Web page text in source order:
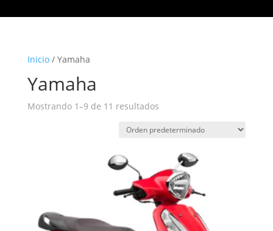
Inicio/ Yamaha
Yamaha
Mostrando 1–9 de 11 resultados